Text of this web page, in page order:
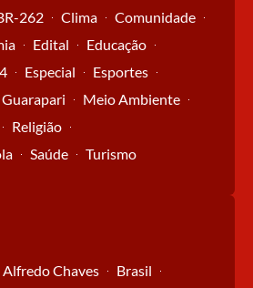
262 Clima
Comunidade
Edital
Educação
Especial
Esportes
Guarapari
Meio Ambiente
Religião
Saúde Turismo
Alfredo Chaves
Brasil